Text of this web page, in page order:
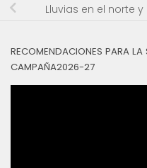
Lluvias en el norte
RECOMENDACIONES PARA
CAMPAÑA2026-27